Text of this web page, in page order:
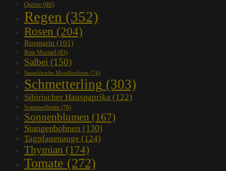
Quitte (86)
Regen (352)
Rosen (204)
Rosmarin (101)
Rote Murmel (83)
Salbei (150)
Sauerkirsche Morellenfeuer (74)
Schmetterling (303)
Sibirischer Hauspaprika (122)
Sommerflieder (78)
Sonnenblumen (167)
Stangenbohnen (130)
Tagpfauenauge (124)
Thymian (174)
Tomate (272)